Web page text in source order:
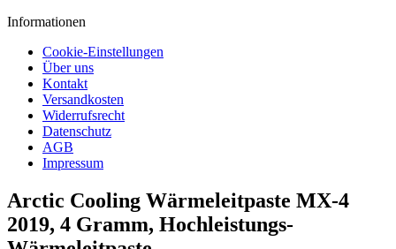
Informationen
Cookie-Einstellungen
Über uns
Kontakt
Versandkosten
Widerrufsrecht
Datenschutz
AGB
Impressum
Arctic Cooling Wärmeleitpaste MX-4
2019, 4 Gramm, Hochleistungs-